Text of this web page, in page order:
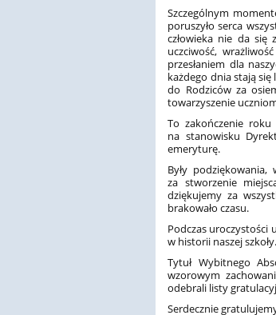
Szczególnym
poruszyło serca
człowieka nie da się
uczciwość,
przesłaniem dla
każdego dnia stają
do Rodziców za
towarzyszenie
To zakończenie
na stanowisku
emeryturę.
Były
za stworzenie
dziękujemy za
brakowało czasu.
Podczas uroczystości
w historii naszej szkoły.
Tytuł Wybitnego
wzorowym
odebrali listy
Serdecznie